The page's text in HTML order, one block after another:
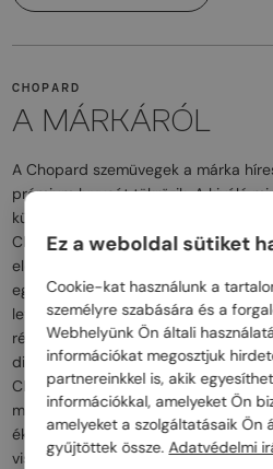
CHOPARD
A MÁRKÁRÓL
A Chopard szemüvegek a márka
prémium luxusát tükrözik. A kiváló
különleges kidolgozás minden
Chopard szemüvegein gyakran
elemei, mint a gyémántok, arany és
egyedülálló eleganciát és fényűzést
letisztult formák, a tökéletesen
részletek garantálják, hogy a
divat világában, hanem az
Chopard szemüvegek ideálisak azok
minőséget, a fényűzést és a
ékszerészeti technikák alkalmazása
visszaadja a luxus és a kifinomultság
Ez a weboldal sütiket
Cookie-kat használunk a
személyre szabására és a
Webhelyünk Ön általi
információkat megosztjuk
partnereinkkel is, akik
információkkal, amelyeket Ön
amelyeket a szolgáltatásaik Ön
gyűjtöttek össze.Adatvédelmi